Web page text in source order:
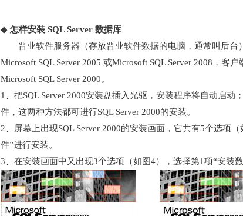
◆ 怎样安装 SQL Server 数据库
晋业软件服务器（存放晋业软件数据的电脑，通常叫后台
Microsoft SQL Server 2005 或Microsoft SQL Server 2008，客
Microsoft SQL Server 2000。
1、把SQL Server 2000安装盘插入光驱，安装程序将自动启动
件，这两种方法都可进行SQL Server 2000的安装。
2、屏幕上出现SQL Server 2000的安装画面，它共有5个选项
件”进行安装。
3、在安装画面中又出现3个选项（如图4），选择第1项“安装数